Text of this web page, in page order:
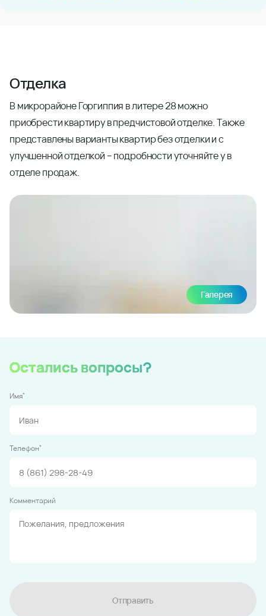
Отделка
В микрорайоне Горгиппия в литере 28 можно
приобрести квартиру в предчистовой отделке. Также
представлены варианты квартир без отделки и с
улучшенной отделкой – подробности уточняйте у в
отделе продаж.
Галерея
Остались вопросы?
Имя*
Телефон*
Комментарий
Отправить